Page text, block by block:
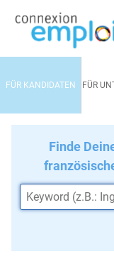
FÜR KANDIDATEN FÜR
Finde